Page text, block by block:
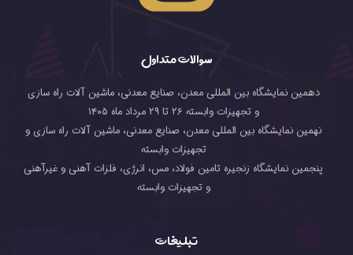
سوالات متداول
دهمین نمایشگاه بین المللی معدن، صنایع معدنی، ماشین آلات راه سازی
و تجهیزات وابسته ۲۶ تا ۲۹ مرداد ماه ۱۴۰۵
نهمین نمایشگاه بین المللی معدن، صنایع معدنی، ماشین آلات راه سازی و
تجهیزات وابسته
پنجمین نمایشگاه زنجیره تامین فولاد، مس، انرژی، فلزات آهنی و غیرآهنی
و تجهیزات وابسته
تبلیغات